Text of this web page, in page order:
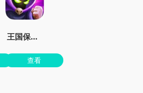
王国保卫战4最新dlc下载
查看